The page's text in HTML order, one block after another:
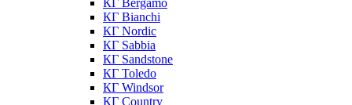
КГ Bergamo
КГ Bianchi
КГ Nordic
КГ Sabbia
КГ Sandstone
КГ Toledo
КГ Windsor
КГ Сountry